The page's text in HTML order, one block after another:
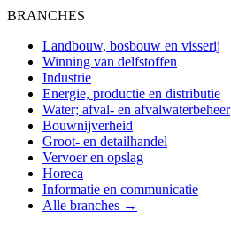
BRANCHES
Landbouw, bosbouw en visserij
Winning van delfstoffen
Industrie
Energie, productie en distributie
Water; afval- en afvalwaterbeheer
Bouwnijverheid
Groot- en detailhandel
Vervoer en opslag
Horeca
Informatie en communicatie
Alle branches →